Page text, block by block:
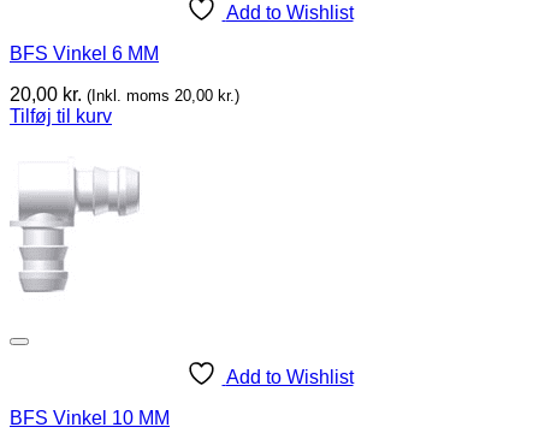
Add to Wishlist
BFS Vinkel 6 MM
20,00 kr. (Inkl. moms 20,00 kr.)
Tilføj til kurv
Add to Wishlist
BFS Vinkel 10 MM